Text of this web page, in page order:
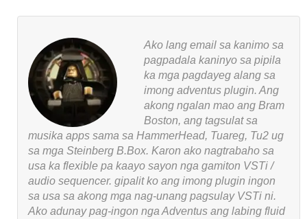
Ako lang email sa kanimo sa
pagpadala kaninyo sa pipila
ka mga pagdayeg alang sa
imong adventus plugin. Ang
akong ngalan mao ang Bram
Boston, ang tagsulat sa
musika apps sama sa HammerHead, Tuareg, Tu2 ug
sa mga Steinberg B.Box. Karon ako nagtrabaho sa
usa ka flexible pa kaayo sayon ​​nga gamiton VSTi /
audio sequencer. gipalit ko ang imong plugin ingon
sa usa sa akong mga nag-unang pagsulay VSTi ni.
Ako adunay pag-ingon nga Adventus ang labing fluid